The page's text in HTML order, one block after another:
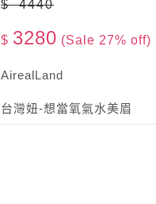
$ 4440
$ 3280 (Sale 27% off)
AirealLand
台灣妞-想當氧氣水美眉